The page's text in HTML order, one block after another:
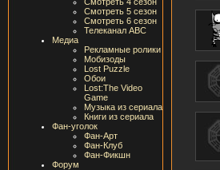
Смотреть 5 сезон
Смотреть 6 сезон
Телеканал ABC
Медиа
Рекламные ролики
Мобизоды
Lost Puzzle
Обои
Lost:The Video
Game
Музыка из сериала
Книги из сериала
Фан-уголок
Фан-Арт
Фан-Клуб
Фан-Фикшн
Форум